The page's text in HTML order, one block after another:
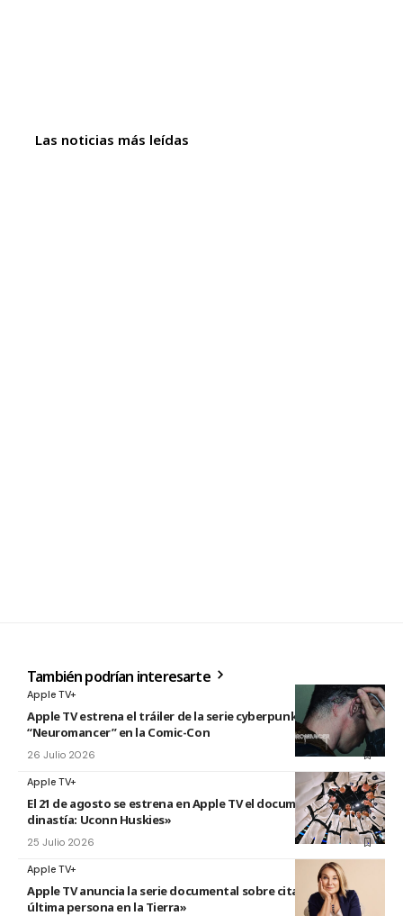
Las noticias más leídas
También podrían interesarte
Apple TV+
Apple TV estrena el tráiler de la serie cyberpunk
“Neuromancer” en la Comic-Con
26 Julio 2026
Apple TV+
El 21 de agosto se estrena en Apple TV el documental «La
dinastía: Uconn Huskies»
25 Julio 2026
Apple TV+
Apple TV anuncia la serie documental sobre citas titulada «La
última persona en la Tierra»